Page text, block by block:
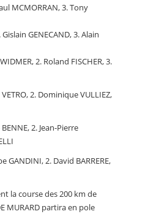
MCMORRAN, 3. Tony
GENECAND, 3. Alain
2. Roland FISCHER, 3.
2. Dominique VULLIEZ,
2. Jean-Pierre
GANDINI, 2. David BARRERE,
la course des 200 km de
MURARD partira en pole